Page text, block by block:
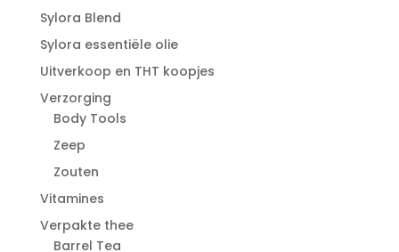
Sylora Blend
Sylora essentiële olie
Uitverkoop en THT koopjes
Verzorging
Body Tools
Zeep
Zouten
Vitamines
Verpakte thee
Barrel Tea